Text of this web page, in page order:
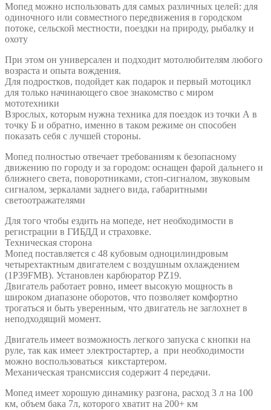
Мопед можно использовать для самых различных целей: для
одиночного или совместного передвижения в городском
потоке, сельской местности, поездки на природу, рыбалку и
охоту
При этом он универсален и подходит мотолюбителям любого
возраста и опыта вождения.
Для подростков, подойдет как подарок и первый мотоцикл
для только начинающего свое знакомство с миром
мототехники
Взрослых, которым нужна техника для поездок из точки А в
точку Б и обратно, именно в таком режиме он способен
показать себя с лучшей стороны.
Мопед полностью отвечает требованиям к безопасному
движению по городу и за городом: оснащен фарой дальнего и
ближнего света, поворотниками, стоп-сигналом, звуковым
сигналом, зеркалами заднего вида, габаритными
светоотражателями
Для того чтобы ездить на мопеде, нет необходимости в
регистрации в ГИБДД и страховке.
Техническая сторона
Мопед поставляется с 48 кубовым одноцилиндровым
четырехтактным двигателем с воздушным охлаждением
(1P39FMB). Установлен карбюратор PZ19.
Двигатель работает ровно, имеет высокую мощность в
широком диапазоне оборотов, что позволяет комфортно
трогаться и быть уверенным, что двигатель не заглохнет в
неподходящий момент.
Двигатель имеет возможность легкого запуска с кнопки на
руле, так как имеет электростартер, а при необходимости
можно воспользоваться кикстартером.
Механическая трансмиссия содержит 4 передачи.
Мопед имеет хорошую динамику разгона, расход 3 л на 100
км, объем бака 7л, которого хватит на 200+ км